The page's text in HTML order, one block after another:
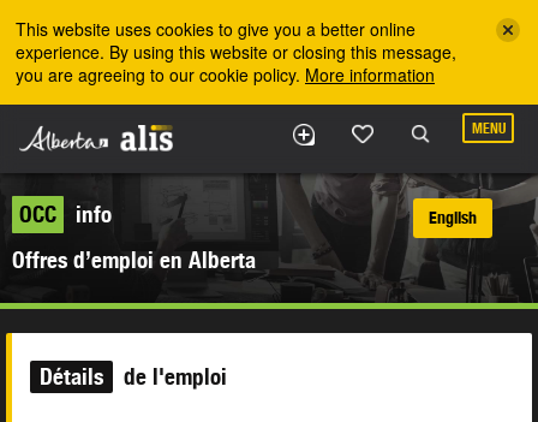
This website uses cookies to give you a better online
experience. By using this website or closing this message,
you are agreeing to our cookie policy. More information
MENU
OCC
info
Offres d’emploi en Alberta
English
Détails de l'emploi